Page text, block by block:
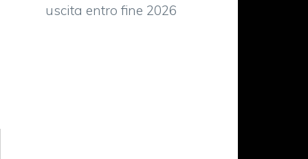
uscita entro fine 2026